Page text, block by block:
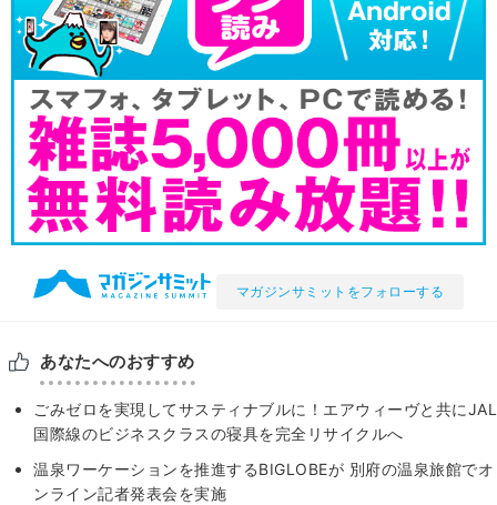
マガジンサミットをフォローする
あなたへのおすすめ
ごみゼロを実現してサスティナブルに！エアウィーヴと共にJAL
国際線のビジネスクラスの寝具を完全リサイクルへ
温泉ワーケーションを推進するBIGLOBEが 別府の温泉旅館でオ
ンライン記者発表会を実施